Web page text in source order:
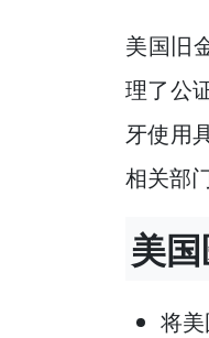
美国旧
理了公
牙使用
相关部
美
将